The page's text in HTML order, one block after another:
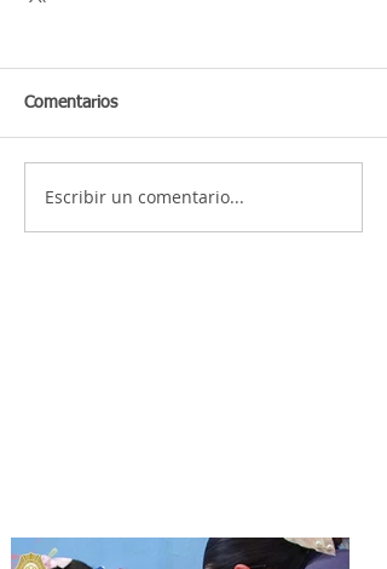
Comentarios
Escribir un comentario...